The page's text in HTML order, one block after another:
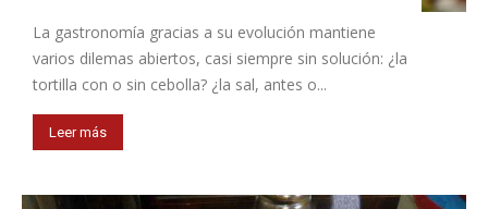
La gastronomía gracias a su evolución mantiene
varios dilemas abiertos, casi siempre sin solución: ¿la
tortilla con o sin cebolla? ¿la sal, antes o...
Leer más